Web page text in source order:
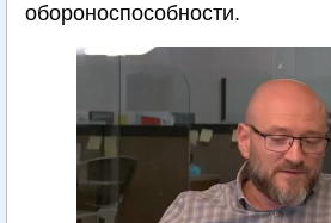
обороноспособности.